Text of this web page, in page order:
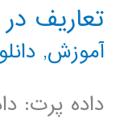
تعاریف
آموزش,
داده پرت: